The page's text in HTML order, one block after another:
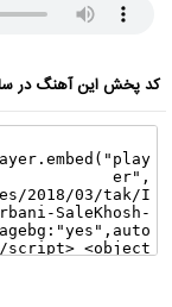
کد پخش این آهنگ در